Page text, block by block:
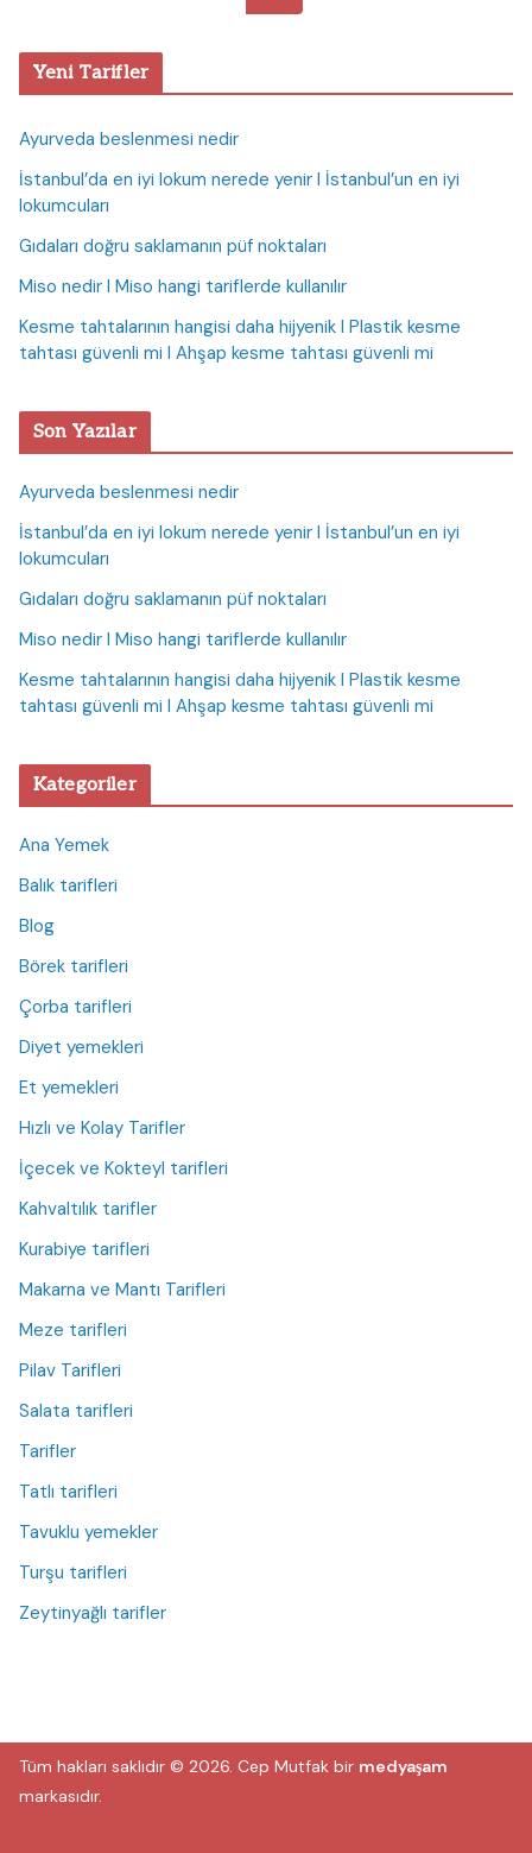
Yeni Tarifler
Ayurveda beslenmesi nedir
İstanbul’da en iyi lokum nerede yenir I İstanbul’un en iyi
lokumcuları
Gıdaları doğru saklamanın püf noktaları
Miso nedir I Miso hangi tariflerde kullanılır
Kesme tahtalarının hangisi daha hijyenik I Plastik kesme
tahtası güvenli mi I Ahşap kesme tahtası güvenli mi
Son Yazılar
Ayurveda beslenmesi nedir
İstanbul’da en iyi lokum nerede yenir I İstanbul’un en iyi
lokumcuları
Gıdaları doğru saklamanın püf noktaları
Miso nedir I Miso hangi tariflerde kullanılır
Kesme tahtalarının hangisi daha hijyenik I Plastik kesme
tahtası güvenli mi I Ahşap kesme tahtası güvenli mi
Kategoriler
Ana Yemek
Balık tarifleri
Blog
Börek tarifleri
Çorba tarifleri
Diyet yemekleri
Et yemekleri
Hızlı ve Kolay Tarifler
İçecek ve Kokteyl tarifleri
Kahvaltılık tarifler
Kurabiye tarifleri
Makarna ve Mantı Tarifleri
Meze tarifleri
Pilav Tarifleri
Salata tarifleri
Tarifler
Tatlı tarifleri
Tavuklu yemekler
Turşu tarifleri
Zeytinyağlı tarifler
Tüm hakları saklıdır © 2026. Cep Mutfak bir medyaşam
markasıdır.